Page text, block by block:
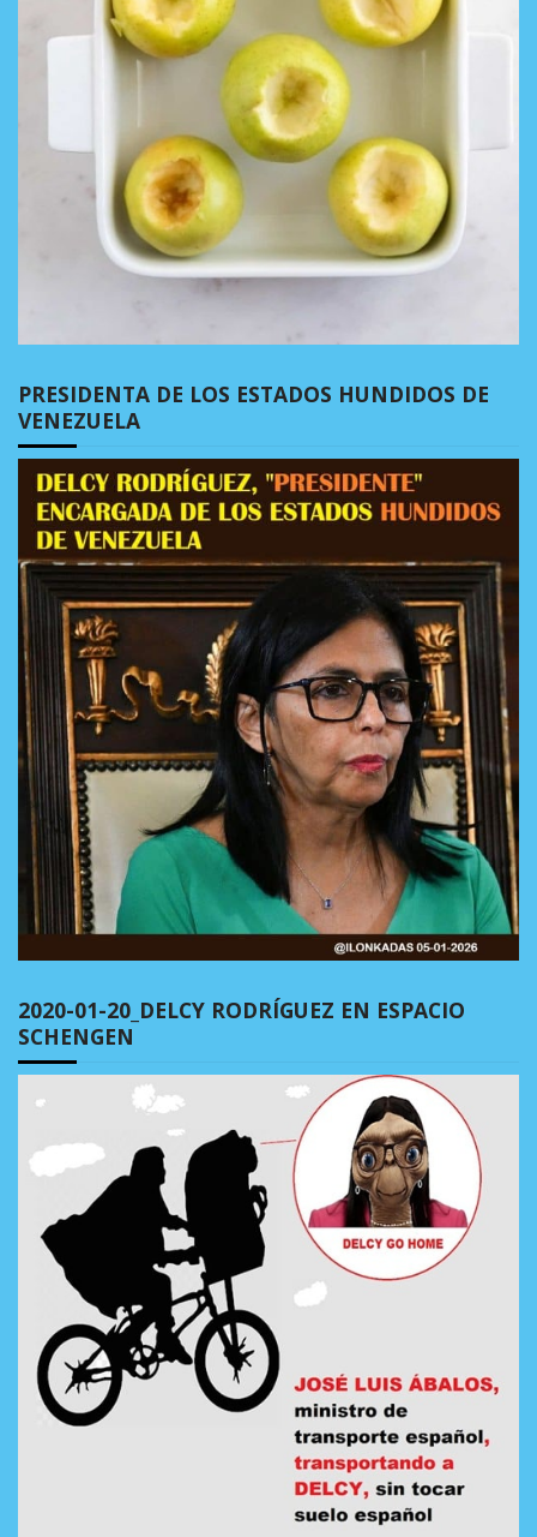
PRESIDENTA DE LOS ESTADOS HUNDIDOS DE
VENEZUELA
2020-01-20_DELCY RODRÍGUEZ EN ESPACIO
SCHENGEN